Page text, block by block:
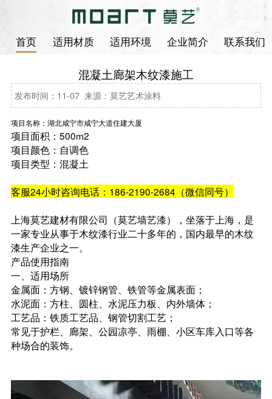
首页 适用材质 适用环境 企业简介 联系我们
混凝土廊架木纹漆施工
发布时间：11-07 来源：莫艺艺术涂料
项目名称：湖北咸宁市咸宁大道住建大厦
项目面积：500m2
项目颜色：自调色
项目类型：混凝土
客服24小时咨询电话：186-2190-2684（微信同号）
上海莫艺建材有限公司（莫艺墙艺漆），坐落于上海，是
一家专业从事于木纹漆行业二十多年的，国内最早的木纹
漆生产企业之一。
产品使用指南
一、适用场所
金属面：方钢、镀锌钢管、铁管等金属表面；
水泥面：方柱、圆柱、水泥压力板、内外墙体；
工艺品：铁质工艺品、钢管切割工艺；
常见于护栏、廊架、公园凉亭、雨棚、小区车库入口等各
种场合的装饰。